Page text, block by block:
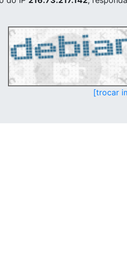
[trocar